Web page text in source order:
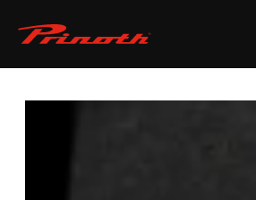
Prinoth - Corporate Website